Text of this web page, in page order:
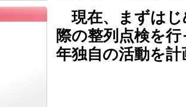
現在、まずはじ
際の整列点検を
年独自の活動を